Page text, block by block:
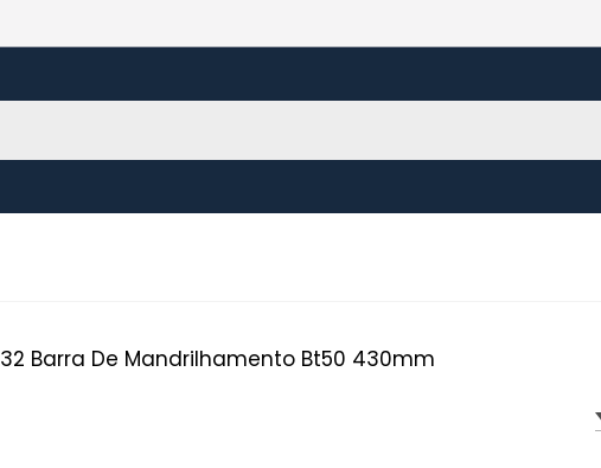
32 Barra De Mandrilhamento Bt50 430mm